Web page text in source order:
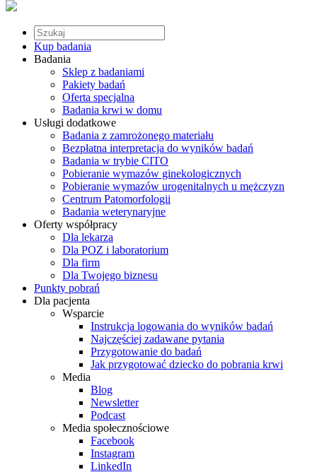
Kup badania
Badania
Sklep z badaniami
Pakiety badań
Oferta specjalna
Badania krwi w domu
Usługi dodatkowe
Badania z zamrożonego materiału
Bezpłatna interpretacja do wyników badań
Badania w trybie CITO
Pobieranie wymazów ginekologicznych
Pobieranie wymazów urogenitalnych u mężczyzn
Centrum Patomorfologii
Badania weterynaryjne
Oferty współpracy
Dla lekarza
Dla POZ i laboratorium
Dla firm
Dla Twojego biznesu
Punkty pobrań
Dla pacjenta
Wsparcie
Instrukcja logowania do wyników badań
Najczęściej zadawane pytania
Przygotowanie do badań
Jak przygotować dziecko do pobrania krwi
Media
Blog
Newsletter
Podcast
Media społecznościowe
Facebook
Instagram
LinkedIn